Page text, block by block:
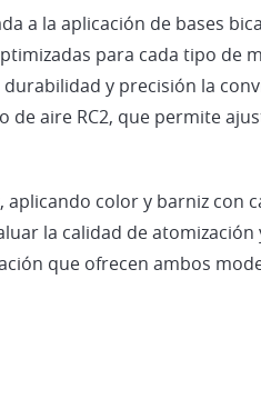
a la aplicación de bases
para cada tipo de
y precisión la
aire RC2, que permite
aplicando color y barniz con
la calidad de
que ofrecen ambos